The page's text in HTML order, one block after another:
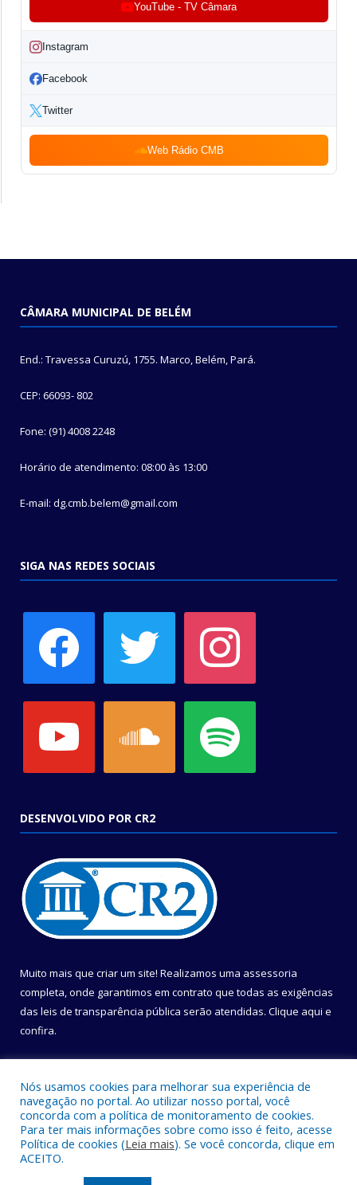
YouTube - TV Câmara
Instagram
Facebook
Twitter
Web Rádio CMB
CÂMARA MUNICIPAL DE BELÉM
End.: Travessa Curuzú, 1755. Marco, Belém, Pará.
CEP: 66093- 802
Fone: (91) 4008 2248
Horário de atendimento: 08:00 às 13:00
E-mail: dg.cmb.belem@gmail.com
SIGA NAS REDES SOCIAIS
DESENVOLVIDO POR CR2
Muito mais que criar um site! Realizamos uma assessoria
completa, onde garantimos em contrato que todas as exigências
das leis de transparência pública serão atendidas. Clique aqui e
confira.
Todos os direitos reservados a Câmara Municipal de Belém.
Nós usamos cookies para melhorar sua experiência de
navegação no portal. Ao utilizar nosso portal, você
concorda com a política de monitoramento de cookies.
Para ter mais informações sobre como isso é feito, acesse
Política de cookies (Leia mais). Se você concorda, clique em
ACEITO.